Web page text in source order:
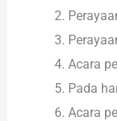
Acara
Pada
Acara